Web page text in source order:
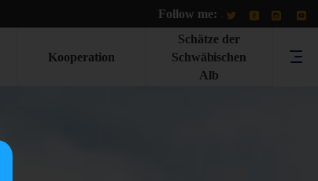
Follow me:
Kooperation
Schätze der
Schwäbischen
Alb